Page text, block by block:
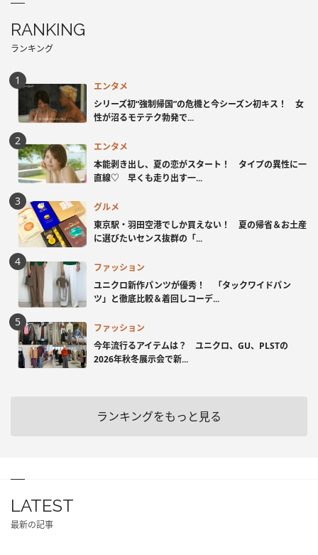
RANKING
ランキング
エンタメ
シリーズ初“強制帰国”の危機と今シーズン初キス！ 女
性が沼るモテテク勃発で...
エンタメ
本能剥き出し、夏の恋がスタート！ タイプの異性に一
直線♡ 早くも走り出す一...
グルメ
東京駅・羽田空港でしか買えない！ 夏の帰省＆お土産
に選びたいセンス抜群の「...
ファッション
ユニクロ新作パンツが優秀！ 「タックワイドパン
ツ」と徹底比較＆着回しコーデ...
ファッション
今年流行るアイテムは？ ユニクロ、GU、PLSTの
2026年秋冬展示会で新...
ランキングをもっと見る
LATEST
最新の記事